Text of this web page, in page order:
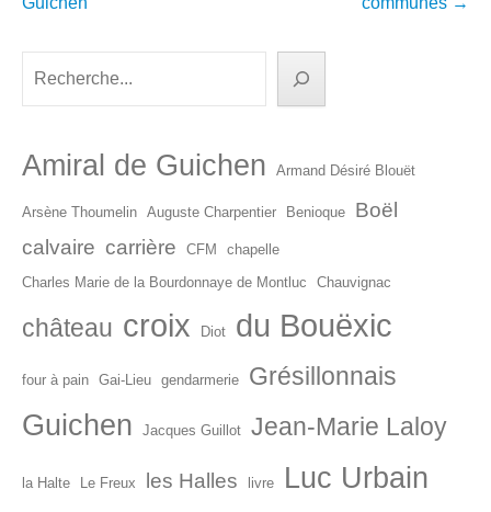
Amiral de Guichen Armand Désiré Blouët
Arsène Thoumelin Auguste Charpentier Benioque
Boël
calvaire carrière CFM
chapelle
Charles Marie de la Bourdonnaye de Montluc
Chauvignac
château croix Diot du Bouëxic
four à pain Gai-Lieu gendarmerie Grésillonnais
Guichen Jacques Guillot Jean-Marie Laloy
la Halte Le Freux les Halles livre Luc Urbain